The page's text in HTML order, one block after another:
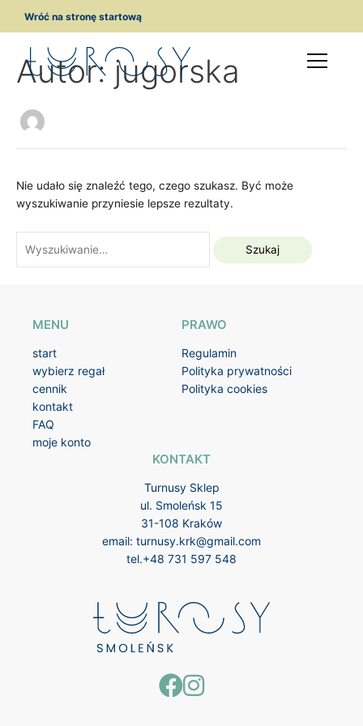
Wróć na stronę startową
Autor: jugorska
Nie udało się znaleźć tego, czego szukasz. Być może
wyszukiwanie przyniesie lepsze rezultaty.
MENU
start
wybierz regał
cennik
kontakt
FAQ
moje konto
PRAWO
Regulamin
Polityka prywatności
Polityka cookies
KONTAKT
Turnusy Sklep
ul. Smoleńsk 15
31-108 Kraków
email: turnusy.krk@gmail.com
tel.+48 731 597 548